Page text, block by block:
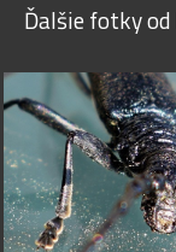
Ďalšie fotky od